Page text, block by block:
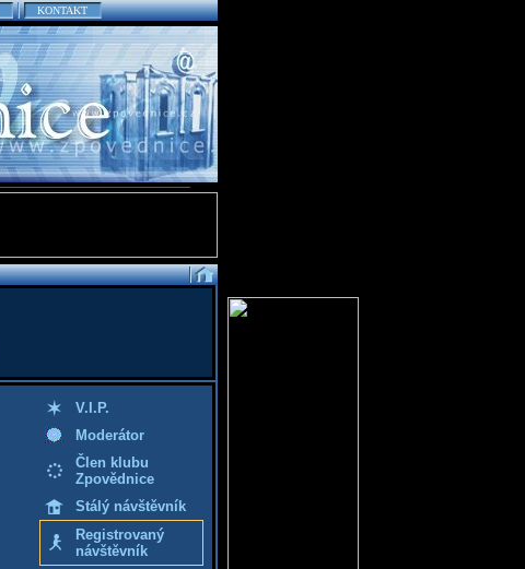
KONTAKT
V.I.P.
Moderátor
Člen klubu
Zpovědnice
Stálý návštěvník
Registrovaný
návštěvník